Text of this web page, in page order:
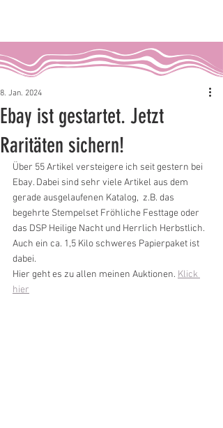
Ebay ist gestartet. Jetzt
Raritäten sichern!
8. Jan. 2024
Über 55 Artikel versteigere ich seit gestern bei
Ebay. Dabei sind sehr viele Artikel aus dem
gerade ausgelaufenen Katalog,  z.B. das
begehrte Stempelset Fröhliche Festtage oder
das DSP Heilige Nacht und Herrlich Herbstlich.
Auch ein ca. 1,5 Kilo schweres Papierpaket ist
dabei.
Hier geht es zu allen meinen Auktionen. Klick
hier